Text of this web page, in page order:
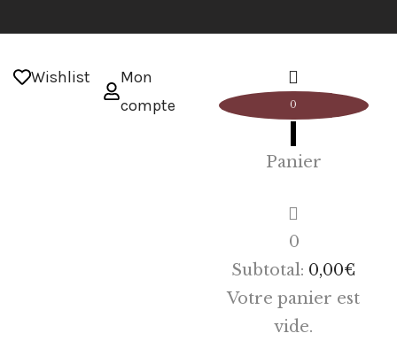
Wishlist
Mon
compte
0
Panier
0
Subtotal: 0,00€
Votre panier est
vide.